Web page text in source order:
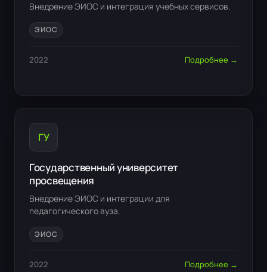
Внедрение ЭИОС и интеграция учебных сервисов.
ЭИОС
2022 Подробнее →
ГУ
Государственный университет
просвещения
Внедрение ЭИОС и интеграции для
педагогического вуза.
ЭИОС
2022 Подробнее →